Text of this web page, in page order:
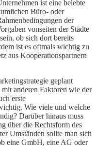
ist eine belebte
Büro- oder
der
vonseiten der Städte
ob sich dort bereits
ist es oftmals wichtig zu
aus Kooperationspartnern
geplant
anderen Faktoren wie der
erste
Wie viele und welche
Darüber hinaus muss
über die Rechtsform des
Umständen sollte man sich
eine GmbH, eine AG oder